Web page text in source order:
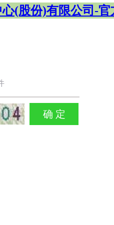
(股份)有限公司-官